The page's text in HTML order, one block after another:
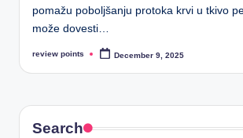
pomažu poboljšanju protoka krvi u tkivo
može dovesti…
review points December 9, 2025
Search